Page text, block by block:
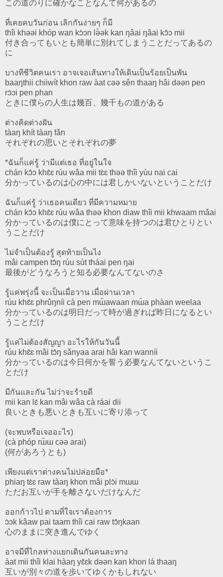
この道のりに確かなことなんて何があるの
ที่เคยคบวันก่อน เลิกกันง่ายๆ ก็มี
thîi khəəi khóp wan kɔ̀ɔn lə̂ək kan ŋâai ŋâai kɔ̂ɔ mii
付き合ってもいとも簡単に別れてしまうことだってあるの
に
บางทีชีวิตคนเรา อาจเจอเส้นทางให้เดินเป็นร้อยเป็นพัน
baaŋthii chiiwít khon raw àat cəə sên thaaŋ hâi dəən pen
rɔ́ɔi pen phan
ときに僕らの人生は幾百、幾千もの道がある
ต่างคิดต่างฝัน
tàaŋ khít tàaŋ fǎn
それぞれの思いとそれぞれの夢
*ฉันก็แค่รู้ ว่ามีแต่เธอ ที่อยู่ในใจ
chán kɔ̂ɔ khɛ̂ɛ rúu wâa mii tɛ̀ɛ thəə thîi yùu nai cai
分かっているのは心の中には君しかいないということだけ
ฉันก็แค่รู้ ว่าเธอคนเดียว ที่มีความหมาย
chán kɔ̂ɔ khɛ̂ɛ rúu wâa thəə khon diaw thîi mii khwaam mǎai
分かっているのは僕にとって意味を持つのは君ひとりとい
うことだけ
ไม่จำเป็นต้องรู้ สุดท้ายเป็นไง
mâi campen tɔ̂ŋ rúu sùt tháai pen ŋai
最後がどうなろうと知る必要なんてないのさ
รู้แค่พรุ่งนี้ จะเป็นเมื่อวาน เมื่อผ่านเวลา
rúu khɛ̂ɛ phrûŋníi cà pen mɯ̂awaan mɯ̂a phàan weelaa
分かっているのは明日だって時が過ぎれば昨日になるとい
うことだけ
รู้แค่ไม่ต้องสัญญา อะไรให้กันวันนี้
rúu khɛ̂ɛ mâi tɔ̂ŋ sǎnyaa arai hâi kan wanníi
分かっているのは今日何かを誓う必要なんてないというこ
とだけ
มีกันและกัน ไม่ว่าจะร้ายดี
mii kan lɛ́ kan mâi wâa cà ráai dii
良いときも悪いときも互いに寄り添って
(จะพบหรือเจออะไร)
(cà phóp rɯ̌ɯ cəə arai)
(何があろうとも)
เพียงแต่เราต่างคนไม่ปล่อยมือ*
phiaŋ tɛ̀ɛ raw tàaŋ khon mâi plɔ̀i mɯɯ
ただお互いが手を離さないだけなんだ
ออกก้าวไป ตามที่ใจเราต้องการ
ɔ̀ɔk kâaw pai taam thîi cai raw tɔ̂ŋkaan
心のままに突き進んでゆく
อาจมีที่ไกลห่างแยกเดินกันคนละทาง
àat mii thîi klai hàaŋ yɛ̂ɛk dəən kan khon lá thaaŋ
互いが別々の道を歩いてゆくかもしれない